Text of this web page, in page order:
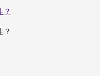
？
？